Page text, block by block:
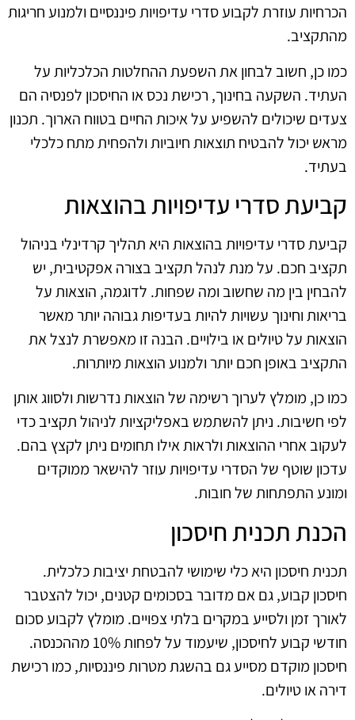
הכרחיות עוזרת לקבוע סדרי עדיפויות פיננסיים ולמנוע חריגות
מהתקציב.
כמו כן, חשוב לבחון את השפעת ההחלטות הכלכליות על
העתיד. השקעה בחינוך, רכישת נכס או החיסכון לפנסיה הם
צעדים שיכולים להשפיע על איכות החיים בטווח הארוך. תכנון
מראש יכול להבטיח תוצאות חיוביות ולהפחית מתח כלכלי
בעתיד.
קביעת סדרי עדיפויות בהוצאות
קביעת סדרי עדיפויות בהוצאות היא תהליך קרדינלי בניהול
תקציב חכם. על מנת לנהל תקציב בצורה אפקטיבית, יש
להבחין בין מה שחשוב ומה שפחות. לדוגמה, הוצאות על
בריאות וחינוך עשויות להיות בעדיפות גבוהה יותר מאשר
הוצאות על טיולים או בילויים. הבנה זו מאפשרת לנצל את
התקציב באופן חכם יותר ולמנוע הוצאות מיותרות.
כמו כן, מומלץ לערוך רשימה של הוצאות נדרשות ולסווג אותן
לפי חשיבות. ניתן להשתמש באפליקציות לניהול תקציב כדי
לעקוב אחרי ההוצאות ולראות אילו תחומים ניתן לקצץ בהם.
עדכון שוטף של הסדרי עדיפויות עוזר להישאר ממוקדים
ומונע התפתחות של חובות.
הכנת תכנית חיסכון
תכנית חיסכון היא כלי שימושי להבטחת יציבות כלכלית.
חיסכון קבוע, גם אם מדובר בסכומים קטנים, יכול להצטבר
לאורך זמן ולסייע במקרים בלתי צפויים. מומלץ לקבוע סכום
חודשי קבוע לחיסכון, שיעמוד על לפחות 10% מההכנסה.
חיסכון מוקדם מסייע גם בהשגת מטרות פיננסיות, כמו רכישת
דירה או טיולים.